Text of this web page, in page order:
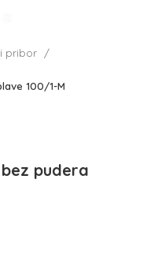
pribor
100/1-M
bez pudera